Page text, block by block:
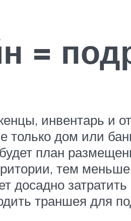
=
инвентарь
только дом или
план
тем
досадно
траншея для